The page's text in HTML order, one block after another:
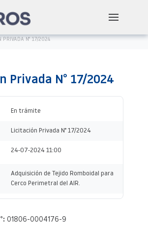
PRIVADA N° 17/2024
Privada N° 17/2024
En trámite
Licitación Privada N° 17/2024
24-07-2024 11:00
Adquisición de Tejido Romboidal para
Cerco Perimetral del AIR.
01806-0004176-9